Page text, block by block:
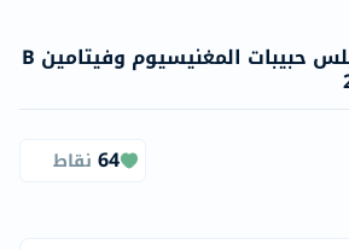
غلو راديانس ميو بلس حبيبات المغنيسيوم وفيتامين B
64 نقاط